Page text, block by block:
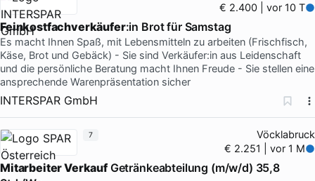
€ 2.400 | vor 10 T
Feinkostfachverkäufer:in Brot für Samstag
Es macht Ihnen Spaß, mit Lebensmitteln zu arbeiten (Frischfisch,
Käse, Brot und Gebäck) - Sie sind Verkäufer:in aus Leidenschaft
und die persönliche Beratung macht Ihnen Freude - Sie stellen eine
ansprechende Warenpräsentation sicher
INTERSPAR GmbH
Vöcklabruck
€ 2.251 | vor 1 M
Mitarbeiter VerkaufGetränkeabteilung (m/w/d) 35,8
7